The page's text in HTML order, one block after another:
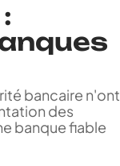
bancaire n'ont
des
banque fiable